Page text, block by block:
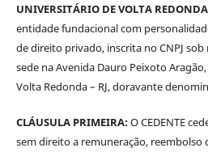
UNIVERSITÁRIO DE VOLTA
entidade fundacional com
de direito privado, inscrita no CNPJ sob
sede na Avenida Dauro Peixoto
Volta Redonda – RJ, doravante
CLÁUSULA PRIMEIRA:O CEDENTE
sem direito a remuneração, reembolso